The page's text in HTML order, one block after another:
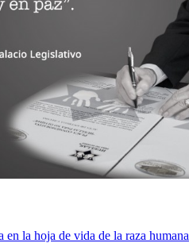
la hoja de vida de la raza humana